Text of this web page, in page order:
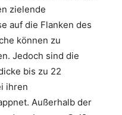
zielende
auf die Flanken des
können zu
Jedoch sind die
bis zu 22
ihren
Außerhalb der